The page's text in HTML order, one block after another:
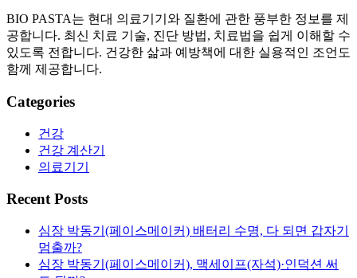
BIO PASTA는 현대 의료기기와 질환에 관한 풍부한 정보를 제
공합니다. 최신 치료 기술, 진단 방법, 치료법을 쉽게 이해할 수
있도록 전합니다. 건강한 삶과 예방책에 대한 실용적인 조언도
함께 제공합니다.
Categories
건강
건강 계산기
의료기기
Recent Posts
심장 박동기(페이스메이커) 배터리 수명, 다 되면 갑자기
멈출까?
심장 박동기(페이스메이커), 맥세이프(자석)·인덕션 써